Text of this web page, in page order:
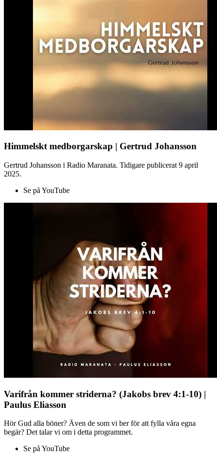
Himmelskt medborgarskap | Gertrud Johansson
Gertrud Johansson i Radio Maranata. Tidigare publicerat 9 april
2025.
Se på YouTube
Varifrån kommer striderna? (Jakobs brev 4:1-10) |
Paulus Eliasson
Hör Gud alla böner? Även de som vi ber för att fylla våra egna
begär? Det talar vi om i detta programmet.
Se på YouTube